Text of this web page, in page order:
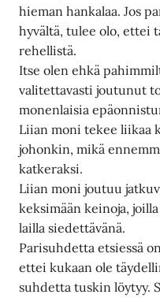
hieman hankalaa. Jos
hyvältä, tulee olo, ettei
rehellistä.
Itse olen ehkä
valitettavasti joutunut
monenlaisia
Liian moni tekee liikaa
johonkin, mikä
katkeraksi.
Liian moni joutuu
keksimään keinoja,
lailla siedettävänä.
Parisuhdetta etsiessä
ettei kukaan ole
suhdetta tuskin löytyy.